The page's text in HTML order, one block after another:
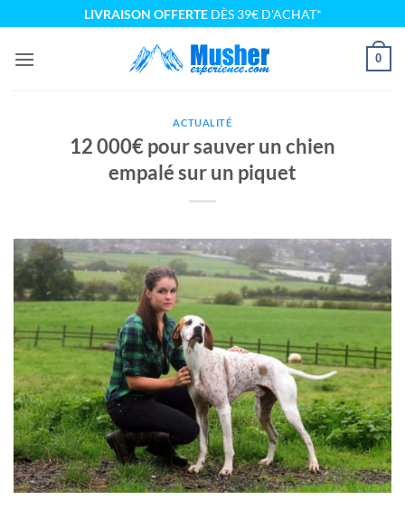
au
contenu
LIVRAISON OFFERTEDÈS 39€ D'ACHAT*
0
ACTUALITÉ
12 000€ pour sauver un chien
empalé sur un piquet